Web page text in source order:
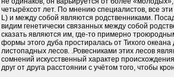
четырёхсот лет. По мнению специалистов, все
L) и между собой являются родственниками.
видим генетически связанных между собой
сказать являются им, где-то примерно
формы этого дуба простиралась от Тихого
листопадных лесов. .Ровесниками этих лесов
сомнений искусственный характер
друг от друга расстоянии с учётом того, чтобы